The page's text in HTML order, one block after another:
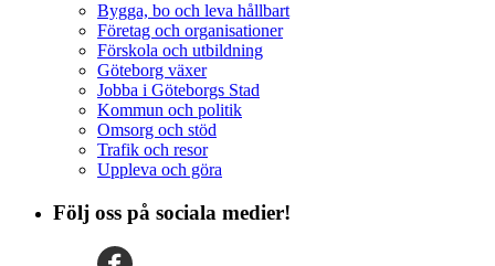
Bygga, bo och leva hållbart
Företag och organisationer
Förskola och utbildning
Göteborg växer
Jobba i Göteborgs Stad
Kommun och politik
Omsorg och stöd
Trafik och resor
Uppleva och göra
Följ oss på sociala medier!